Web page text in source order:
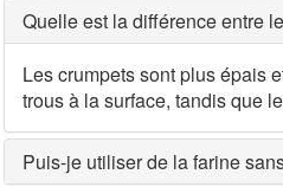
Quelle est la différence entre
Les crumpets sont plus épais
trous à la surface, tandis que
Puis-je utiliser de la farine